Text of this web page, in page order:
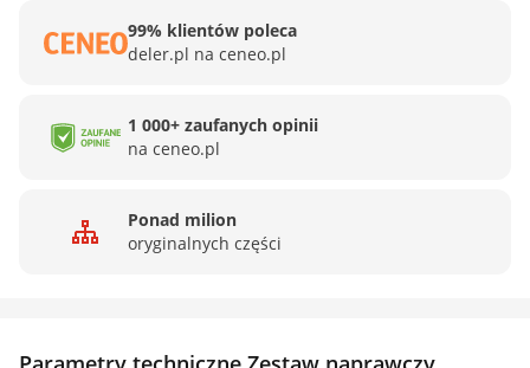
99% klientów poleca
deler.pl na ceneo.pl
1 000+ zaufanych opinii
na ceneo.pl
Ponad milion
oryginalnych części